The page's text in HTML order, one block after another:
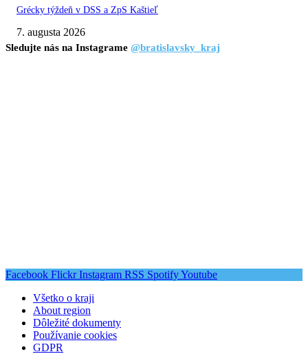
Grécky týždeň v DSS a ZpS Kaštieľ
7. augusta 2026
Sledujte nás na Instagrame @bratislavsky_kraj
Facebook Flickr Instagram RSS SpotifyYoutube
Všetko o kraji
About region
Dôležité dokumenty
Používanie cookies
GDPR